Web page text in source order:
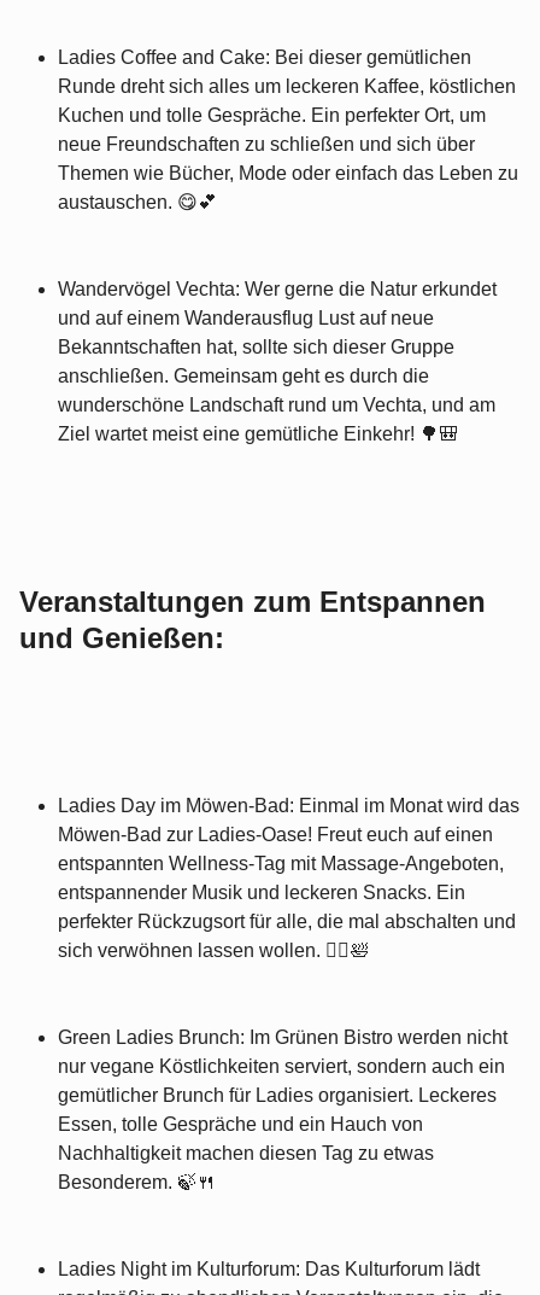
Ladies Coffee and Cake: Bei dieser gemütlichen
Runde dreht sich alles um leckeren Kaffee, köstlichen
Kuchen und tolle Gespräche. Ein perfekter Ort, um
neue Freundschaften zu schließen und sich über
Themen wie Bücher, Mode oder einfach das Leben zu
austauschen. 😋💕
Wandervögel Vechta: Wer gerne die Natur erkundet
und auf einem Wanderausflug Lust auf neue
Bekanntschaften hat, sollte sich dieser Gruppe
anschließen. Gemeinsam geht es durch die
wunderschöne Landschaft rund um Vechta, und am
Ziel wartet meist eine gemütliche Einkehr! 🌳🎒
Veranstaltungen zum Entspannen
und Genießen:
Ladies Day im Möwen-Bad: Einmal im Monat wird das
Möwen-Bad zur Ladies-Oase! Freut euch auf einen
entspannten Wellness-Tag mit Massage-Angeboten,
entspannender Musik und leckeren Snacks. Ein
perfekter Rückzugsort für alle, die mal abschalten und
sich verwöhnen lassen wollen. 💆‍♀️🛀
Green Ladies Brunch: Im Grünen Bistro werden nicht
nur vegane Köstlichkeiten serviert, sondern auch ein
gemütlicher Brunch für Ladies organisiert. Leckeres
Essen, tolle Gespräche und ein Hauch von
Nachhaltigkeit machen diesen Tag zu etwas
Besonderem. 🍃🍴
Ladies Night im Kulturforum: Das Kulturforum lädt